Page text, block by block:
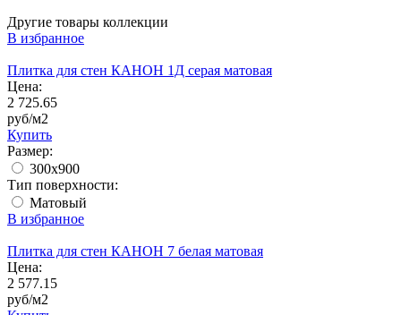
Другие товары коллекции
В избранное
Плитка для стен КАНОН 1Д серая матовая
Цена:
2 725.65
руб/м2
Купить
Размер:
300x900
Тип поверхности:
Матовый
В избранное
Плитка для стен КАНОН 7 белая матовая
Цена:
2 577.15
руб/м2